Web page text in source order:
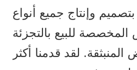
وإنتاج جميع أنواع
للبيع بالتجزئة
لقد قدمنا ​​أكثر